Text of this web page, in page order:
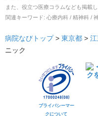
また、役立つ医療コラムなども掲載
関連キーワード: 心療内科 / 精神科 /
病院なびトップ > 東京都 > 江
ニック
プライバシーマー
クについて